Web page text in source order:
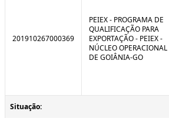
201910267000369
PEIEX - PROGRAMA DE
QUALIFICAÇÃO PARA
EXPORTAÇÃO - PEIEX -
NÚCLEO OPERACIONAL
DE GOIÂNIA-GO
Situação: